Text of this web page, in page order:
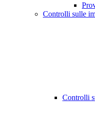
Controlli sulle
Controlli